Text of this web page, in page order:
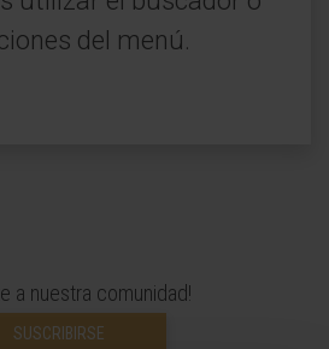
del menú.
a nuestra comunidad!
SUSCRIBIRSE